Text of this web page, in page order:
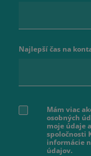
Najlepší čas na
Mám viac
osobných
moje údaje
spoločnosti
informácie
údajov.